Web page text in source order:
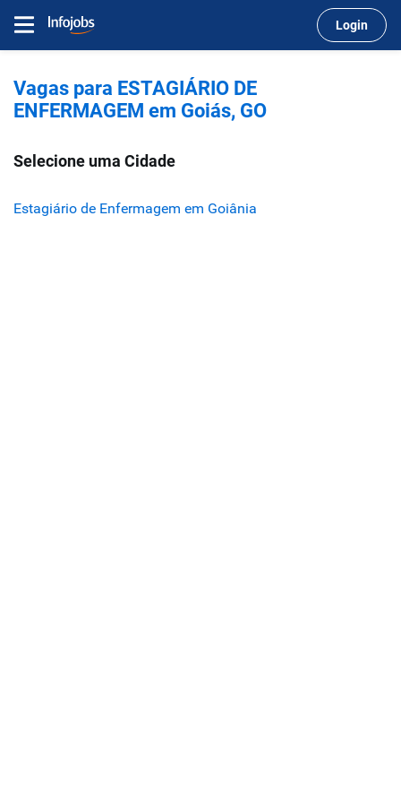
Login
Vagas para ESTAGIÁRIO DE
ENFERMAGEM em Goiás, GO
Selecione uma Cidade
Estagiário de Enfermagem em Goiânia